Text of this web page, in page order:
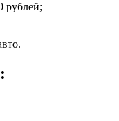
рублей;